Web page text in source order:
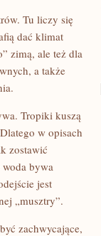
Tu liczy się
dać klimat
zimą, ale też dla
a także
Tropiki kuszą
w opisach
zostawić
bywa
jest
„musztry”.
zachwycające,